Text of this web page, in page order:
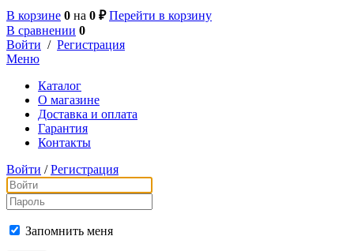
В корзине 0 на 0 ₽ Перейти в корзину
В сравнении 0
Войти / Регистрация
Меню
Каталог
О магазине
Доставка и оплата
Гарантия
Контакты
Войти / Регистрация
Запомнить меня